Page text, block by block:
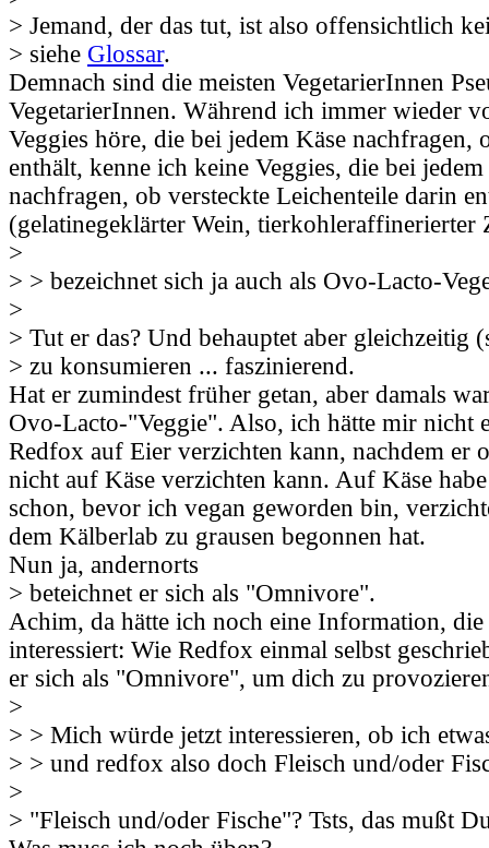
> Jemand, der das tut, ist also offensichtlich
> siehe Glossar.
Demnach sind die meisten VegetarierInnen
VegetarierInnen. Während ich immer wieder
Veggies höre, die bei jedem Käse nachfragen,
enthält, kenne ich keine Veggies, die bei
nachfragen, ob versteckte Leichenteile darin
(gelatinegeklärter Wein, tierkohleraffinerierter
>
> > bezeichnet sich ja auch als Ovo-Lacto-
>
> Tut er das? Und behauptet aber gleichzeitig
> zu konsumieren ... faszinierend.
Hat er zumindest früher getan, aber damals
Ovo-Lacto-"Veggie". Also, ich hätte mir nicht
Redfox auf Eier verzichten kann, nachdem er
nicht auf Käse verzichten kann. Auf Käse
schon, bevor ich vegan geworden bin,
dem Kälberlab zu grausen begonnen hat.
Nun ja, andernorts
> beteichnet er sich als "Omnivore".
Achim, da hätte ich noch eine Information,
interessiert: Wie Redfox einmal selbst
er sich als "Omnivore", um dich zu
>
> > Mich würde jetzt interessieren, ob ich
> > und redfox also doch Fleisch und/oder
>
> "Fleisch und/oder Fische"? Tsts, das mußt